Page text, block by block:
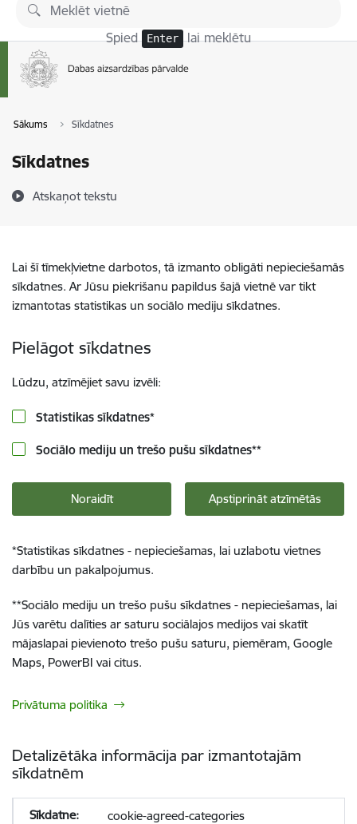
Pāriet uz lapas saturu
Spied Enter lai meklētu
Sākums Sīkdatnes
Sīkdatnes
Atskaņot tekstu
Lai šī tīmekļvietne darbotos, tā izmanto obligāti nepieciešamās
sīkdatnes. Ar Jūsu piekrišanu papildus šajā vietnē var tikt
izmantotas statistikas un sociālo mediju sīkdatnes.
Pielāgot sīkdatnes
Lūdzu, atzīmējiet savu izvēli:
Statistikas sīkdatnes*
Sociālo mediju un trešo pušu sīkdatnes**
Noraidīt Apstiprināt atzīmētās
*Statistikas sīkdatnes - nepieciešamas, lai uzlabotu vietnes
darbību un pakalpojumus.
**Sociālo mediju un trešo pušu sīkdatnes - nepieciešamas, lai
Jūs varētu dalīties ar saturu sociālajos medijos vai skatīt
mājaslapai pievienoto trešo pušu saturu, piemēram, Google
Maps, PowerBI vai citus.
Privātuma politika
Detalizētāka informācija par izmantotajām
sīkdatnēm
cookie-agreed-categories